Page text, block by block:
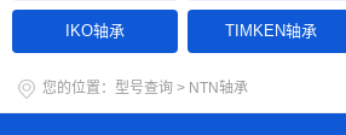
IKO轴承 TIMKEN轴承
您的位置： 型号查询 > NTN轴承